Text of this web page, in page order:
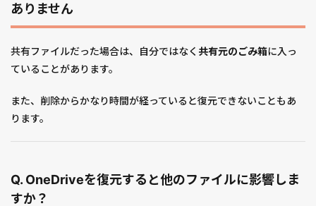
ありません
共有ファイルだった場合は、自分ではなく 共有元のごみ箱に入っ
ていることがあります。
また、削除からかなり時間が経っていると復元できないこともあ
ります。
Q. OneDriveを復元すると他のファイルに影響しま
すか？